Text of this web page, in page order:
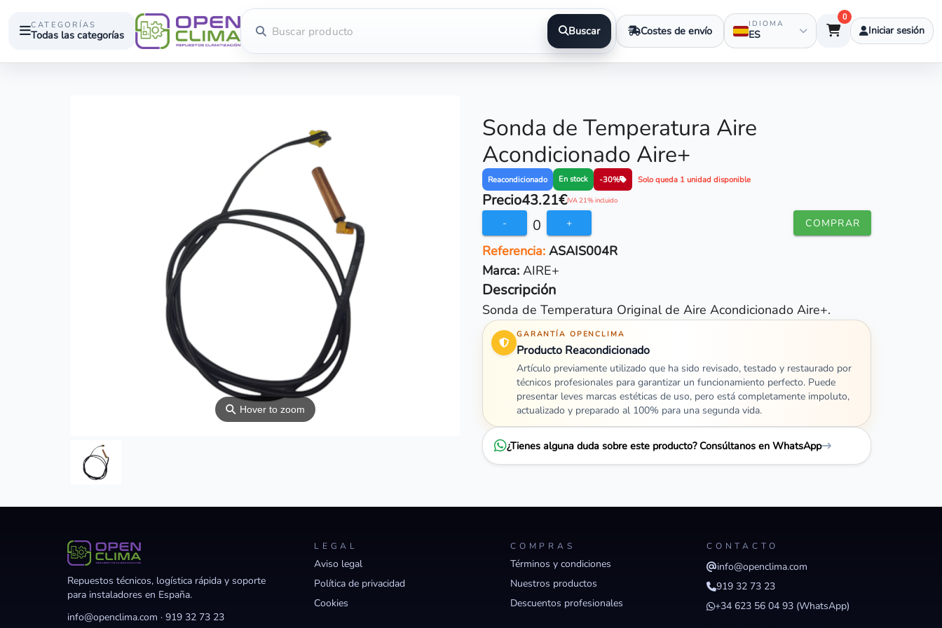
CATEGORÍAS
Todas las categorías Buscar Costes de envío IDIOMA
ES
0
Iniciar sesión
⚲ Hover to zoom
Sonda de Temperatura Aire
Acondicionado Aire+
Reacondicionado En stock -30% Solo queda 1 unidad disponible
Precio43.21€IVA 21% incluido
- 0 + COMPRAR
Referencia:ASAIS004R
Marca: AIRE+
Descripción
Sonda de Temperatura Original de Aire Acondicionado Aire+.
GARANTÍA OPENCLIMA
Producto Reacondicionado
Artículo previamente utilizado que ha sido revisado, testado y restaurado por
técnicos profesionales para garantizar un funcionamiento perfecto. Puede
presentar leves marcas estéticas de uso, pero está completamente impoluto,
actualizado y preparado al 100% para una segunda vida.
¿Tienes alguna duda sobre este producto? Consúltanos en WhatsApp
Repuestos técnicos, logística rápida y soporte
para instaladores en España.
info@openclima.com · 919 32 73 23
LEGAL
Aviso legal
Política de privacidad
Cookies
COMPRAS
Términos y condiciones
Nuestros productos
Descuentos profesionales
CONTACTO
info@openclima.com
919 32 73 23
+34 623 56 04 93 (WhatsApp)